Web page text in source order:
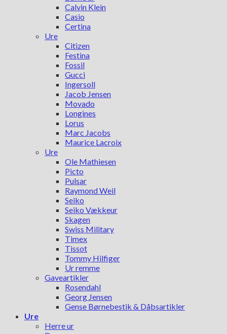
Calvin Klein
Casio
Certina
Ure
Citizen
Festina
Fossil
Gucci
Ingersoll
Jacob Jensen
Movado
Longines
Lorus
Marc Jacobs
Maurice Lacroix
Ure
Ole Mathiesen
Picto
Pulsar
Raymond Weil
Seiko
Seiko Vækkeur
Skagen
Swiss Military
Timex
Tissot
Tommy Hilfiger
Ur remme
Gaveartikler
Rosendahl
Georg Jensen
Gense Børnebestik & Dåbsartikler
Ure
Herre ur